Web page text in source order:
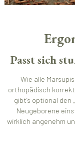
Passt sich
Wie alle
orthopädisch
gibt’s optional den
Neugeborene
wirklich angenehm